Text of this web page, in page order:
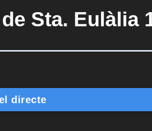
Sta. Eulàlia
directe